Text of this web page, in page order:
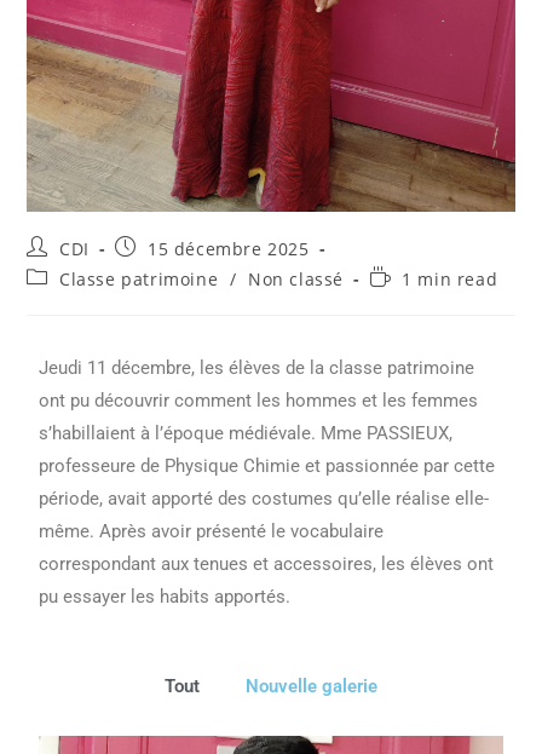
CDI
15 décembre 2025
Classe patrimoine / Non classé 1 min read
Jeudi 11 décembre, les élèves de la classe patrimoine
ont pu découvrir comment les hommes et les femmes
s’habillaient à l’époque médiévale. Mme PASSIEUX,
professeure de Physique Chimie et passionnée par cette
période, avait apporté des costumes qu’elle réalise elle-
même. Après avoir présenté le vocabulaire
correspondant aux tenues et accessoires, les élèves ont
pu essayer les habits apportés.
Tout Nouvelle galerie